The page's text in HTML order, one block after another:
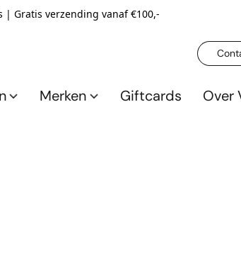
| Gratis verzending vanaf €100,-
Merken Giftcards Over